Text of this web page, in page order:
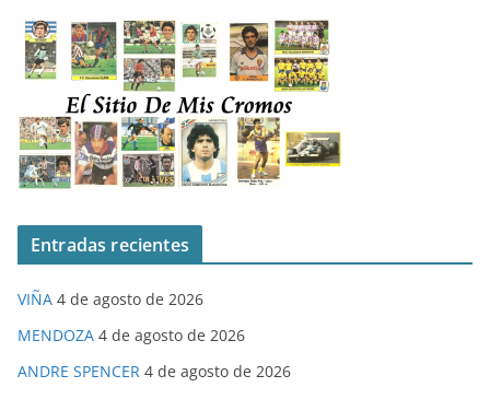
Entradas recientes
VIÑA 4 de agosto de 2026
MENDOZA 4 de agosto de 2026
ANDRE SPENCER 4 de agosto de 2026